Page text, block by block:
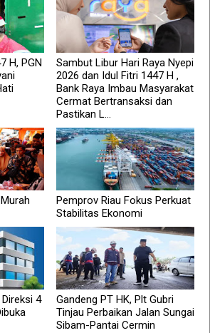
H, PGN
Sambut Libur Hari Raya Nyepi
2026 dan Idul Fitri 1447 H ,
Bank Raya Imbau Masyarakat
Cermat Bertransaksi dan
Pastikan L...
Pemprov Riau Fokus Perkuat
Stabilitas Ekonomi
4
Gandeng PT HK, Plt Gubri
Tinjau Perbaikan Jalan Sungai
Sibam-Pantai Cermin